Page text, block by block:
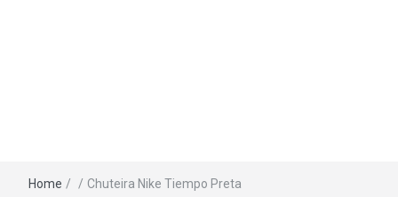
Home / / Chuteira Nike Tiempo Preta